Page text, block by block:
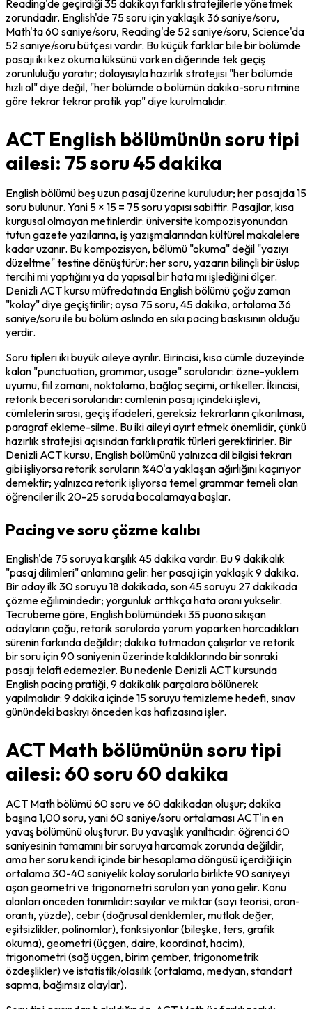
Reading'de geçirdiği 35 dakikayı farklı stratejilerle yönetmek
zorundadır. English'de 75 soru için yaklaşık 36 saniye/soru,
Math'ta 60 saniye/soru, Reading'de 52 saniye/soru, Science'da
52 saniye/soru bütçesi vardır. Bu küçük farklar bile bir bölümde
pasajı iki kez okuma lüksünü varken diğerinde tek geçiş
zorunluluğu yaratır; dolayısıyla hazırlık stratejisi "her bölümde
hızlı ol" diye değil, "her bölümde o bölümün dakika-soru ritmine
göre tekrar tekrar pratik yap" diye kurulmalıdır.
ACT English bölümünün soru tipi
ailesi: 75 soru 45 dakika
English bölümü beş uzun pasaj üzerine kuruludur; her pasajda 15
soru bulunur. Yani 5 × 15 = 75 soru yapısı sabittir. Pasajlar, kısa
kurgusal olmayan metinlerdir: üniversite kompozisyonundan
tutun gazete yazılarına, iş yazışmalarından kültürel makalelere
kadar uzanır. Bu kompozisyon, bölümü "okuma" değil "yazıyı
düzeltme" testine dönüştürür; her soru, yazarın bilinçli bir üslup
tercihi mi yaptığını ya da yapısal bir hata mı işlediğini ölçer.
Denizli ACT kursu müfredatında English bölümü çoğu zaman
"kolay" diye geçiştirilir; oysa 75 soru, 45 dakika, ortalama 36
saniye/soru ile bu bölüm aslında en sıkı pacing baskısının olduğu
yerdir.
Soru tipleri iki büyük aileye ayrılır. Birincisi, kısa cümle düzeyinde
kalan "punctuation, grammar, usage" sorularıdır: özne-yüklem
uyumu, fiil zamanı, noktalama, bağlaç seçimi, artikeller. İkincisi,
retorik beceri sorularıdır: cümlenin pasaj içindeki işlevi,
cümlelerin sırası, geçiş ifadeleri, gereksiz tekrarların çıkarılması,
paragraf ekleme-silme. Bu iki aileyi ayırt etmek önemlidir, çünkü
hazırlık stratejisi açısından farklı pratik türleri gerektirirler. Bir
Denizli ACT kursu, English bölümünü yalnızca dil bilgisi tekrarı
gibi işliyorsa retorik soruların %40'a yaklaşan ağırlığını kaçırıyor
demektir; yalnızca retorik işliyorsa temel grammar temeli olan
öğrenciler ilk 20-25 soruda bocalamaya başlar.
Pacing ve soru çözme kalıbı
English'de 75 soruya karşılık 45 dakika vardır. Bu 9 dakikalık
"pasaj dilimleri" anlamına gelir: her pasaj için yaklaşık 9 dakika.
Bir aday ilk 30 soruyu 18 dakikada, son 45 soruyu 27 dakikada
çözme eğilimindedir; yorgunluk arttıkça hata oranı yükselir.
Tecrübeme göre, English bölümündeki 35 puana sıkışan
adayların çoğu, retorik sorularda yorum yaparken harcadıkları
sürenin farkında değildir; dakika tutmadan çalışırlar ve retorik
bir soru için 90 saniyenin üzerinde kaldıklarında bir sonraki
pasajı telafi edemezler. Bu nedenle Denizli ACT kursunda
English pacing pratiği, 9 dakikalık parçalara bölünerek
yapılmalıdır: 9 dakika içinde 15 soruyu temizleme hedefi, sınav
günündeki baskıyı önceden kas hafızasına işler.
ACT Math bölümünün soru tipi
ailesi: 60 soru 60 dakika
ACT Math bölümü 60 soru ve 60 dakikadan oluşur; dakika
başına 1,00 soru, yani 60 saniye/soru ortalaması ACT'in en
yavaş bölümünü oluşturur. Bu yavaşlık yanıltıcıdır: öğrenci 60
saniyesinin tamamını bir soruya harcamak zorunda değildir,
ama her soru kendi içinde bir hesaplama döngüsü içerdiği için
ortalama 30-40 saniyelik kolay sorularla birlikte 90 saniyeyi
aşan geometri ve trigonometri soruları yan yana gelir. Konu
alanları önceden tanımlıdır: sayılar ve miktar (sayı teorisi, oran-
orantı, yüzde), cebir (doğrusal denklemler, mutlak değer,
eşitsizlikler, polinomlar), fonksiyonlar (bileşke, ters, grafik
okuma), geometri (üçgen, daire, koordinat, hacim),
trigonometri (sağ üçgen, birim çember, trigonometrik
özdeşlikler) ve istatistik/olasılık (ortalama, medyan, standart
sapma, bağımsız olaylar).